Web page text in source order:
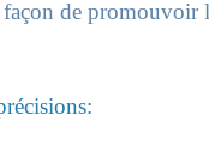
de promouvoir